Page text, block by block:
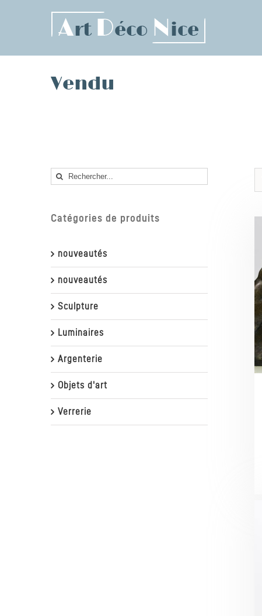
Vendu
Rechercher
Catégories de produits
nouveautés
nouveautés
Sculpture
Luminaires
Argenterie
Objets d'art
Verrerie